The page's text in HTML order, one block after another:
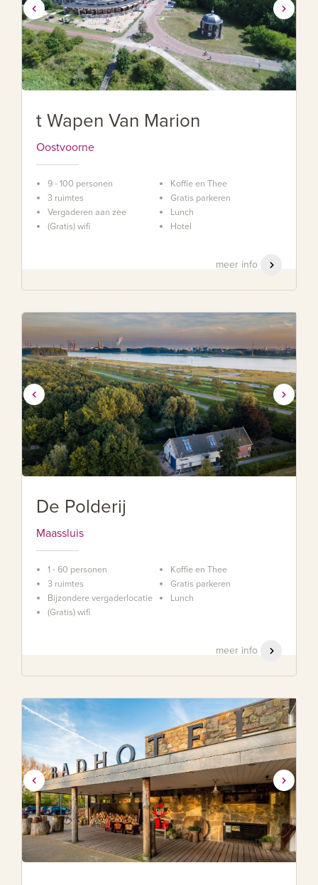
t Wapen Van Marion
Oostvoorne
9 - 100 personen
3 ruimtes
Vergaderen aan zee
(Gratis) wifi
Koffie en Thee
Gratis parkeren
Lunch
Hotel
meer info
De Polderij
Maassluis
1 - 60 personen
3 ruimtes
Bijzondere vergaderlocatie
(Gratis) wifi
Koffie en Thee
Gratis parkeren
Lunch
meer info